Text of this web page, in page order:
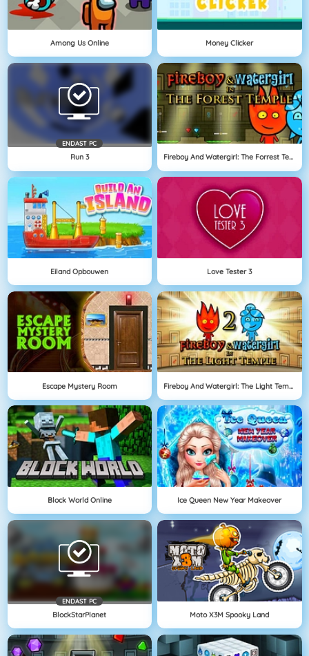
Among Us Online Money Clicker
ENDAST PC
Run 3 Fireboy And Watergirl: The Forrest Temple
Eiland Opbouwen Love Tester 3
Escape Mystery Room Fireboy And Watergirl: The Light Temple
Block World Online Ice Queen New Year Makeover
ENDAST PC
BlockStarPlanet Moto X3M Spooky Land